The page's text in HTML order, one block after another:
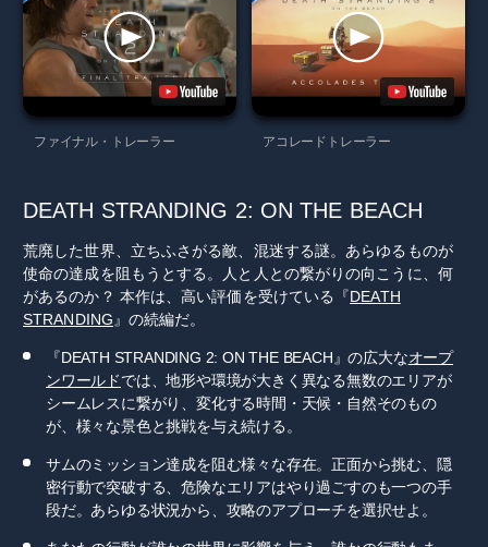
ファイナル・トレーラー アコレードトレーラー
DEATH STRANDING 2: ON THE BEACH
荒廃した世界、立ちふさがる敵、混迷する謎。あらゆるものが
使命の達成を阻もうとする。人と人との繋がりの向こうに、何
があるのか？ 本作は、高い評価を受けている『DEATH
STRANDING』の続編だ。
『DEATH STRANDING 2: ON THE BEACH』の広大なオープ
ンワールドでは、地形や環境が大きく異なる無数のエリアが
シームレスに繋がり、変化する時間・天候・自然そのもの
が、様々な景色と挑戦を与え続ける。
サムのミッション達成を阻む様々な存在。正面から挑む、隠
密行動で突破する、危険なエリアはやり過ごすのも一つの手
段だ。あらゆる状況から、攻略のアプローチを選択せよ。